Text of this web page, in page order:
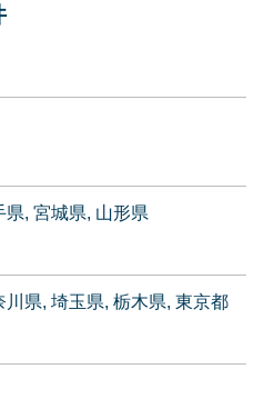
県 宮城県 山形県
川県 埼玉県 栃木県 東京都